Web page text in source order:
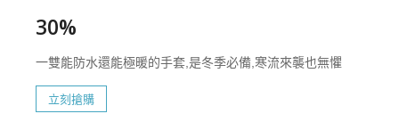
30%
一雙能防水還能極暖的手套,是冬季必備,寒流來襲也無懼
立刻搶購